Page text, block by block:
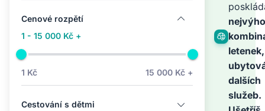
Cenové rozpětí
1 - 15 000 Kč +
1 Kč 15 000 Kč +
Cestování s dětmi
na
světě
letenek,
dalších
služeb.